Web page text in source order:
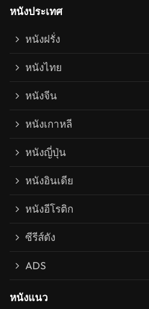
หนังประเทศ
หนังฝรั่ง
หนังไทย
หนังจีน
หนังเกาหลี
หนังญี่ปุ่น
หนังอินเดีย
หนังอีโรติก
ซีรีส์ดัง
ADS
หนังแนว